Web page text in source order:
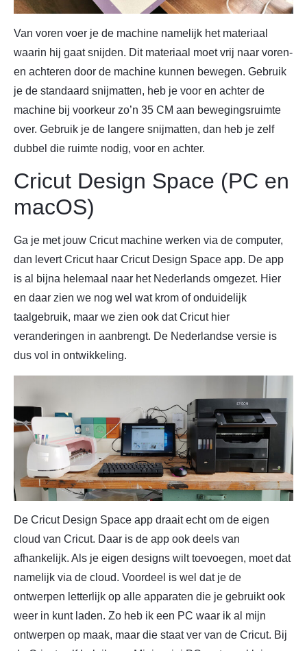
Van voren voer je de machine namelijk het materiaal
waarin hij gaat snijden. Dit materiaal moet vrij naar voren-
en achteren door de machine kunnen bewegen. Gebruik
je de standaard snijmatten, heb je voor en achter de
machine bij voorkeur zo’n 35 CM aan bewegingsruimte
over. Gebruik je de langere snijmatten, dan heb je zelf
dubbel die ruimte nodig, voor en achter.
Cricut Design Space (PC en
macOS)
Ga je met jouw Cricut machine werken via de computer,
dan levert Cricut haar Cricut Design Space app. De app
is al bijna helemaal naar het Nederlands omgezet. Hier
en daar zien we nog wel wat krom of onduidelijk
taalgebruik, maar we zien ook dat Cricut hier
veranderingen in aanbrengt. De Nederlandse versie is
dus vol in ontwikkeling.
De Cricut Design Space app draait echt om de eigen
cloud van Cricut. Daar is de app ook deels van
afhankelijk. Als je eigen designs wilt toevoegen, moet dat
namelijk via de cloud. Voordeel is wel dat je de
ontwerpen letterlijk op alle apparaten die je gebruikt ook
weer in kunt laden. Zo heb ik een PC waar ik al mijn
ontwerpen op maak, maar die staat ver van de Cricut. Bij